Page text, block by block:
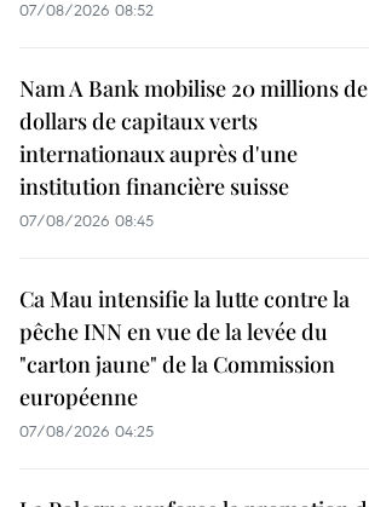
07/08/2026 08:52
Nam A Bank mobilise 20 millions de
dollars de capitaux verts
internationaux auprès d'une
institution financière suisse
07/08/2026 08:45
Ca Mau intensifie la lutte contre la
pêche INN en vue de la levée du
"carton jaune" de la Commission
européenne
07/08/2026 04:25